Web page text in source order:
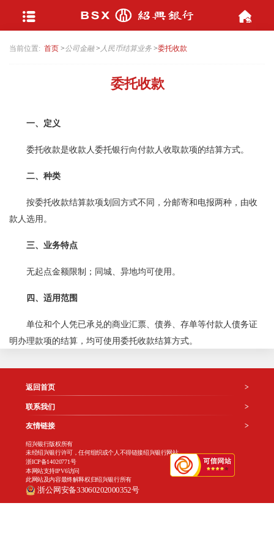
当前位置: 首页 >公司金融 > 人民币结算业务 >委托收款
委托收款
一、 定义
委托收款是收款人委托银行向付款人收取款项的结算方式。
二、 种类
按委托收款结算款项划回方式不同，分邮寄和电报两种，由收
款人选用。
三、 业务特点
无起点金额限制；同城、异地均可使用。
四、 适用范围
单位和个人凭已承兑的商业汇票、债券、存单等付款人债务证
明办理款项的结算，均可使用委托收款结算方式。
返回首页 >
联系我们 >
友情链接 >
绍兴银行版权所有
未经绍兴银行许可，任何组织或个人不得链接绍兴银行网站
浙ICP备14020771号
本网站支持IPV6访问
此网站及内容最终解释权归绍兴银行所有
浙公网安备33060202000352号